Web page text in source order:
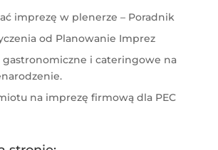
imprezę w plenerze – Poradnik
od Planowanie Imprez
gastronomiczne i cateringowe na
na imprezę firmową dla PEC